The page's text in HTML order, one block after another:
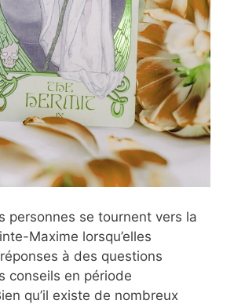
personnes se tournent vers la
Maxime lorsqu’elles
à des questions
conseils en période
qu’il existe de nombreux